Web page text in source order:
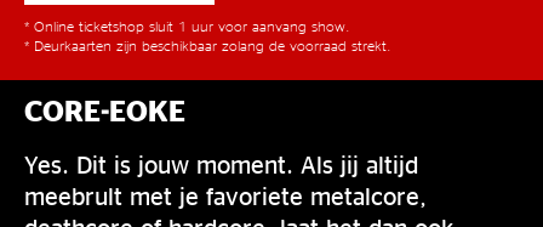
* Online ticketshop sluit 1 uur voor aanvang show.
* Deurkaarten zijn beschikbaar zolang de voorraad strekt.
CORE-EOKE
Yes. Dit is jouw moment. Als jij altijd
meebrult met je favoriete metalcore,